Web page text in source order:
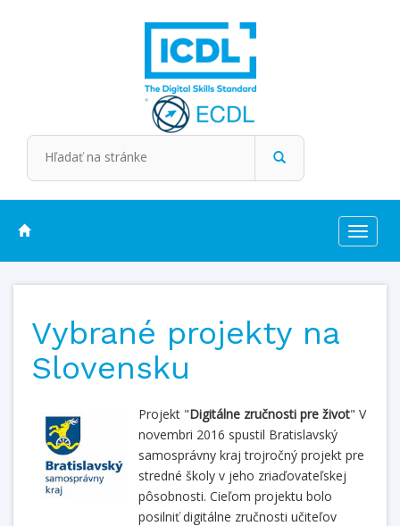
Toggle
Vybrané projekty na
Slovensku
Projekt "Digitálne zručnosti pre život" V
novembri 2016 spustil Bratislavský
samosprávny kraj trojročný projekt pre
stredné školy v jeho zriaďovateľskej
pôsobnosti. Cieľom projektu bolo
posilniť digitálne zručnosti učiteľov